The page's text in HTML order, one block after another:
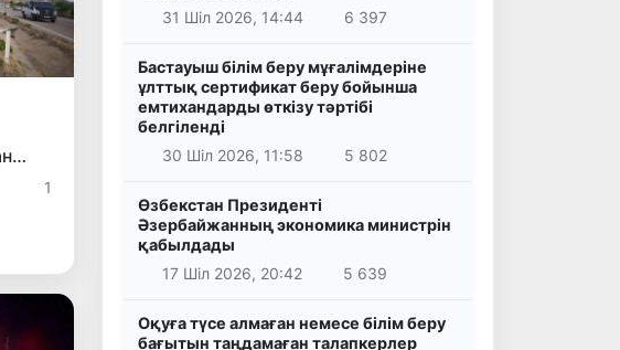
1
31 Шіл 2026, 14:44
6 397
Бастауыш білім беру мұғалімдеріне
ұлттық сертификат беру бойынша
емтихандарды өткізу тәртібі
белгіленді
30 Шіл 2026, 11:58
5 802
Өзбекстан Президенті
Әзербайжанның экономика министрін
қабылдады
17 Шіл 2026, 20:42
5 639
Оқуға түсе алмаған немесе білім беру
бағытын таңдамаған талапкерлер